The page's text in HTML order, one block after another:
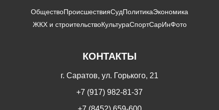
ОбществоПроисшествияСудПолитикаЭкономика
ЖКХ и строительствоКультураСпортСарИнФото
КОНТАКТЫ
г. Саратов, ул. Горького, 21
+7 (917) 982-81-37